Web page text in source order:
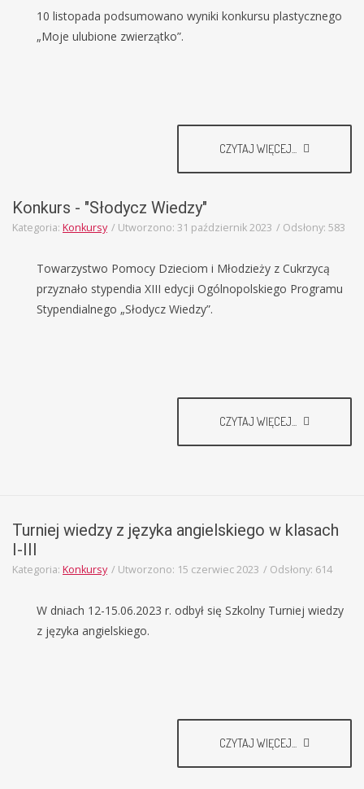
10 listopada podsumowano wyniki konkursu plastycznego
„Moje ulubione zwierzątko”.
CZYTAJ WIĘCEJ...
Konkurs - "Słodycz Wiedzy"
Kategoria: Konkursy Utworzono: 31 październik 2023 Odsłony: 583
Towarzystwo Pomocy Dzieciom i Młodzieży z Cukrzycą
przyznało stypendia XIII edycji Ogólnopolskiego Programu
Stypendialnego „Słodycz Wiedzy”.
CZYTAJ WIĘCEJ...
Turniej wiedzy z języka angielskiego w klasach
I-III
Kategoria: Konkursy Utworzono: 15 czerwiec 2023 Odsłony: 614
W dniach 12-15.06.2023 r. odbył się Szkolny Turniej wiedzy
z języka angielskiego.
CZYTAJ WIĘCEJ...